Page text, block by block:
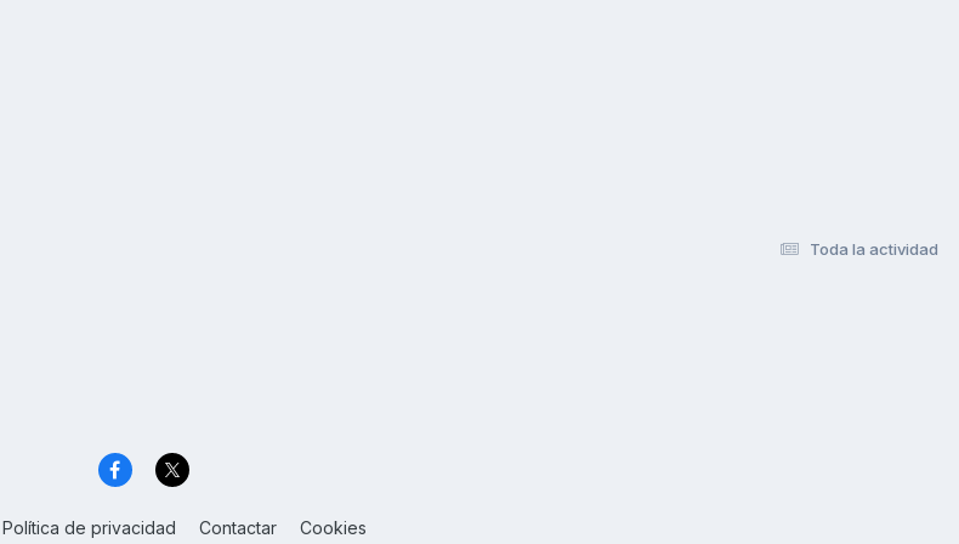
Toda la actividad
Política de privacidad Contactar Cookies